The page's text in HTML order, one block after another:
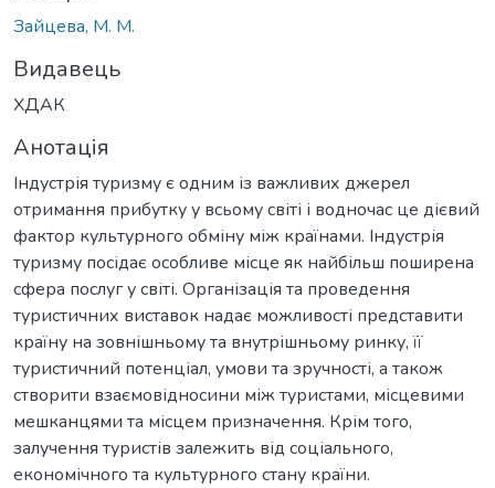
Зайцева, М. М.
Видавець
ХДАК
Анотація
Індустрія туризму є одним із важливих джерел
отримання прибутку у всьому світі і водночас це дієвий
фактор культурного обміну між країнами. Індустрія
туризму посідає особливе місце як найбільш поширена
сфера послуг у світі. Організація та проведення
туристичних виставок надає можливості представити
країну на зовнішньому та внутрішньому ринку, її
туристичний потенціал, умови та зручності, а також
створити взаємовідносини між туристами, місцевими
мешканцями та місцем призначення. Крім того,
залучення туристів залежить від соціального,
економічного та культурного стану країни.